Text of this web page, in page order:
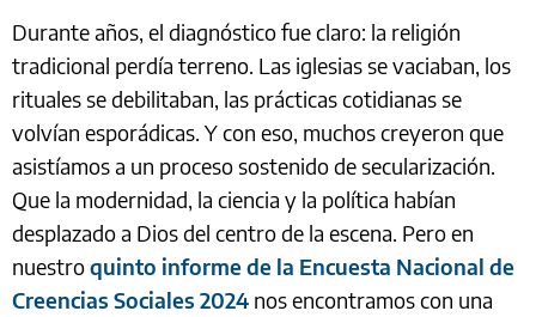
Durante años, el diagnóstico fue claro: la religión
tradicional perdía terreno. Las iglesias se vaciaban, los
rituales se debilitaban, las prácticas cotidianas se
volvían esporádicas. Y con eso, muchos creyeron que
asistíamos a un proceso sostenido de secularización.
Que la modernidad, la ciencia y la política habían
desplazado a Dios del centro de la escena. Pero en
nuestroquinto informe de la Encuesta Nacional de
Creencias Sociales 2024 nos encontramos con una